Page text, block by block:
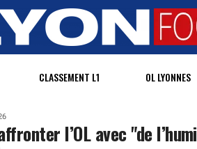
CLASSEMENT L1 OL LYONNES
l’OL avec "de